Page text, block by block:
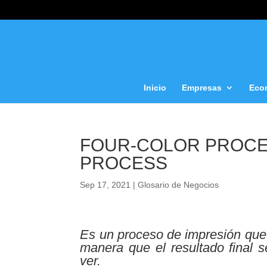
Inicio Empresas
FOUR-COLOR
PROCESS
Sep 17, 2021 |Glosario de Negocios
Es un proceso de impresión
manera que el resultado final
ver.